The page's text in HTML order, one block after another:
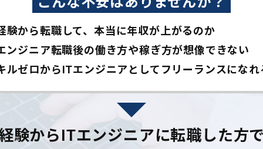
験から転職して、本当に年収が上がるのか
ンジニア転職後の働き方や稼ぎ方が想像できない
ルゼロからITエンジニアとして フリーランスにな
験からITエンジニアに転職した方